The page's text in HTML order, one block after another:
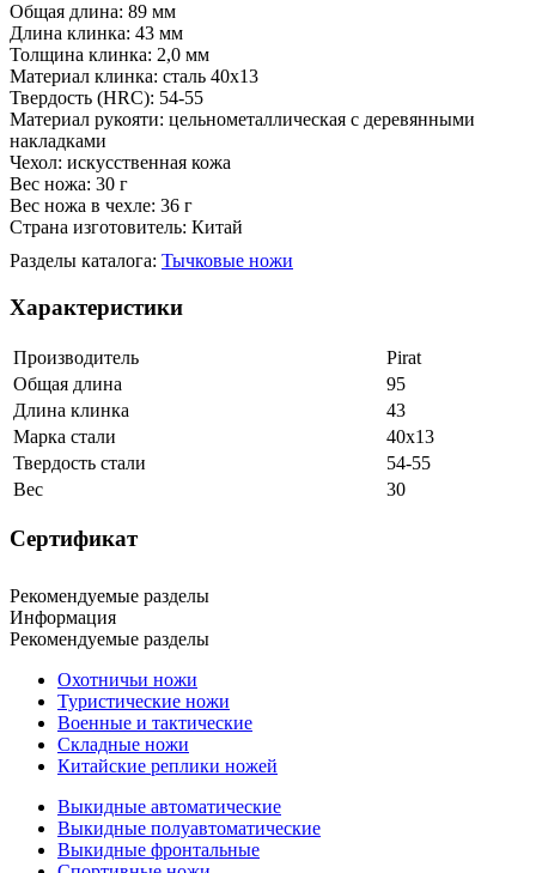
Общая длина: 89 мм
Длина клинка: 43 мм
Толщина клинка: 2,0 мм
Материал клинка: сталь 40х13
Твердость (HRC): 54-55
Материал рукояти: цельнометаллическая с деревянными
накладками
Чехол: искусственная кожа
Вес ножа: 30 г
Вес ножа в чехле: 36 г
Страна изготовитель: Китай
Разделы каталога: Тычковые ножи
Характеристики
Производитель
Pirat
Общая длина
95
Длина клинка
43
Марка стали
40х13
Твердость стали
54-55
Вес
30
Сертификат
Рекомендуемые разделы
Информация
Рекомендуемые разделы
Охотничьи ножи
Туристические ножи
Военные и тактические
Складные ножи
Китайские реплики ножей
Выкидные автоматические
Выкидные полуавтоматические
Выкидные фронтальные